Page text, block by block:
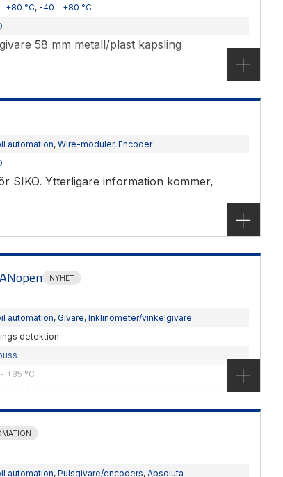
+80 °C, -40 - +80 °C
58 mm metall/plast kapsling
automation,Wire-moduler,Encoder
SIKO. Ytterligare information kommer,
NYHET
automation,Givare,Inklinometer/vinkelgivare
detektion
+85 °C
(BxHxD) mm
,SAE J1939
SIKO's nya dynamiska inklinometer rätt
filter.
automation,Pulsgivare/encoders,Absoluta